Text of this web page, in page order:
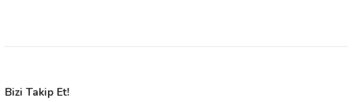
Ürün resmi kalitesiz, bozuk veya görüntülenemiyor.
Bizi Takip Et!